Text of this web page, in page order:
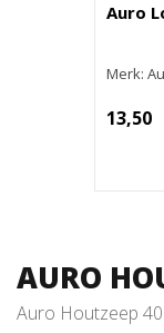
Auro
Merk:
13,50
AURO
Auro Houtzeep